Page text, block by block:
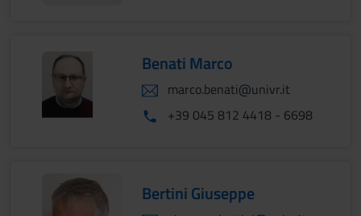
Benati Marco
marco.benati@univr.it
+39 045 812 4418 - 6698
Bertini Giuseppe